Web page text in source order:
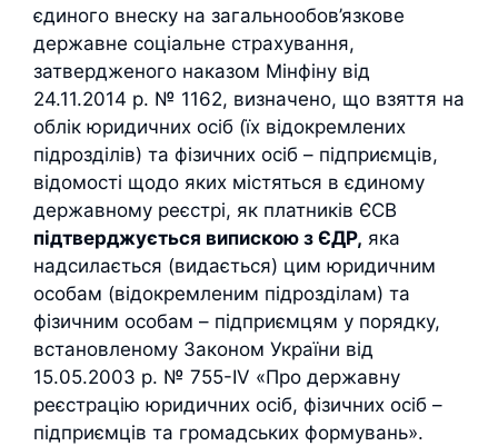
єдиного внеску на загальнообов’язкове
державне соціальне страхування,
затвердженого наказом Мінфіну від
24.11.2014 р. № 1162, визначено, що взяття на
облік юридичних осіб (їх відокремлених
підрозділів) та фізичних осіб – підприємців,
відомості щодо яких містяться в єдиному
державному реєстрі, як платників ЄСВ
підтверджується випискою з ЄДР, яка
надсилається (видається) цим юридичним
особам (відокремленим підрозділам) та
фізичним особам – підприємцям у порядку,
встановленому Законом України від
15.05.2003 р. № 755-ІV «Про державну
реєстрацію юридичних осіб, фізичних осіб –
підприємців та громадських формувань».